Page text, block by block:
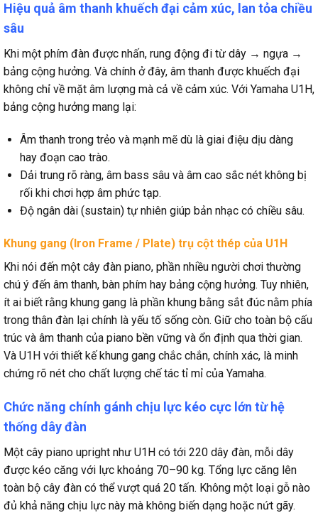
Hiệu quả âm thanh khuếch đại cảm xúc, lan tỏa chiều
sâu
Khi một phím đàn được nhấn, rung động đi từ dây → ngựa →
bảng cộng hưởng. Và chính ở đây, âm thanh được khuếch đại
không chỉ về mặt âm lượng mà cả về cảm xúc. Với Yamaha U1H,
bảng cộng hưởng mang lại:
Âm thanh trong trẻo và mạnh mẽ dù là giai điệu dịu dàng
hay đoạn cao trào.
Dải trung rõ ràng, âm bass sâu và âm cao sắc nét không bị
rối khi chơi hợp âm phức tạp.
Độ ngân dài (sustain) tự nhiên giúp bản nhạc có chiều sâu.
Khung gang (Iron Frame / Plate) trụ cột thép của U1H
Khi nói đến một cây đàn piano, phần nhiều người chơi thường
chú ý đến âm thanh, bàn phím hay bảng cộng hưởng. Tuy nhiên,
ít ai biết rằng khung gang là phần khung bằng sắt đúc nằm phía
trong thân đàn lại chính là yếu tố sống còn. Giữ cho toàn bộ cấu
trúc và âm thanh của piano bền vững và ổn định qua thời gian.
Và U1H với thiết kế khung gang chắc chắn, chính xác, là minh
chứng rõ nét cho chất lượng chế tác tỉ mỉ của Yamaha.
Chức năng chính gánh chịu lực kéo cực lớn từ hệ
thống dây đàn
Một cây piano upright như U1H có tới 220 dây đàn, mỗi dây
được kéo căng với lực khoảng 70–90 kg. Tổng lực căng lên
toàn bộ cây đàn có thể vượt quá 20 tấn. Không một loại gỗ nào
đủ khả năng chịu lực này mà không biến dạng hoặc nứt gãy.